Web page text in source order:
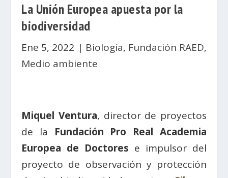
La Unión Europea apuesta por la
biodiversidad
Ene 5, 2022 | Biología, Fundación RAED,
Medio ambiente
Miquel Ventura, director de proyectos
de la Fundación Pro Real Academia
Europea de Doctores e impulsor del
proyecto de observación y protección